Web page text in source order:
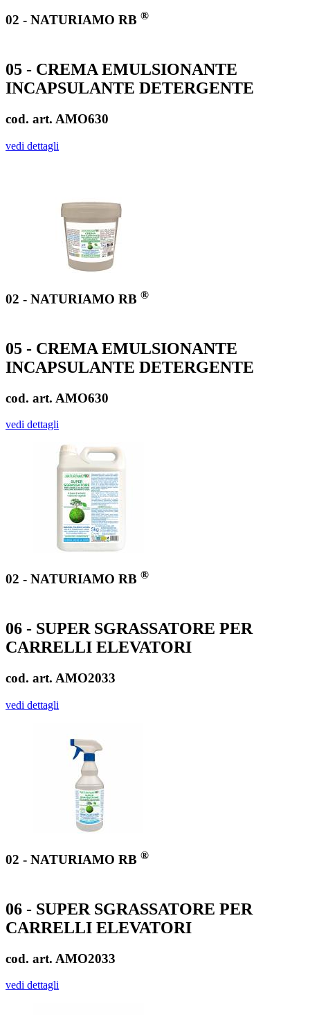
02 - NATURIAMO RB ®
05 - CREMA EMULSIONANTE
INCAPSULANTE DETERGENTE
cod. art. AMO630
vedi dettagli
02 - NATURIAMO RB ®
05 - CREMA EMULSIONANTE
INCAPSULANTE DETERGENTE
cod. art. AMO630
vedi dettagli
02 - NATURIAMO RB ®
06 - SUPER SGRASSATORE PER
CARRELLI ELEVATORI
cod. art. AMO2033
vedi dettagli
02 - NATURIAMO RB ®
06 - SUPER SGRASSATORE PER
CARRELLI ELEVATORI
cod. art. AMO2033
vedi dettagli